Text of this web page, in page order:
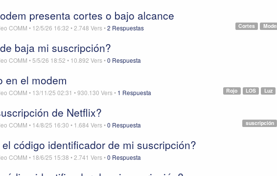
presenta cortes o bajo alcance
Cortes
COMM • 12/5/26 16:32 •2.748 Vers•2 Respuestas
baja mi suscripción?
COMM • 5/5/26 18:52 • 10.892 Vers•0 Respuesta
en el modem
Luz
LOS
Rojo
COMM • 13/11/25 02:31 •930.130 Vers• 1 Respuesta
de Netflix?
suscripción
COMM • 14/8/25 16:30 • 1.684 Vers•0 Respuesta
código identificador de mi suscripción?
COMM • 18/6/25 15:38 •2.741 Vers•0 Respuesta